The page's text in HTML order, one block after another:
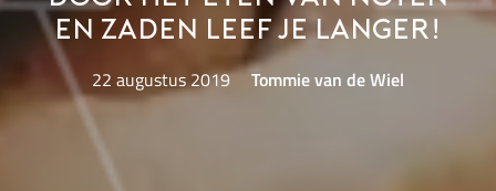
en zaden leef je langer!
22 augustus 2019 Tommie van de Wiel